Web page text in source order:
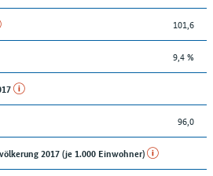
101,6
9,4 %
96,0
2017 (je 1.000 Einwohner)